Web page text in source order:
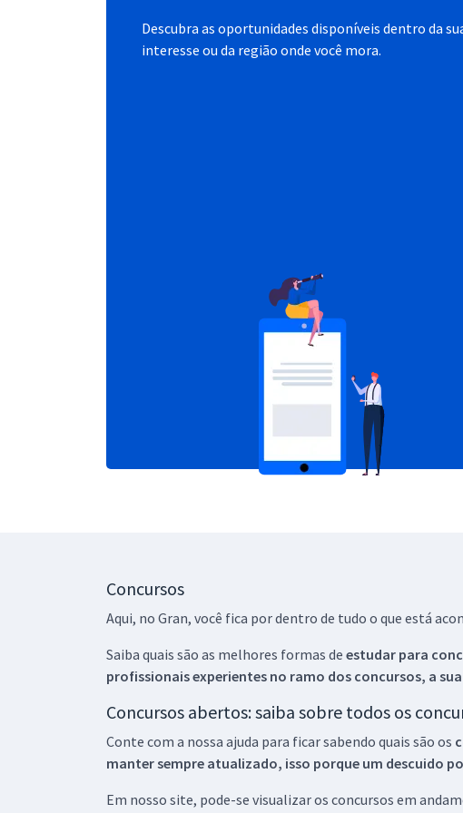
Descubra as oportunidades disponíveis dentro da
interesse ou da região onde você mora.
Concursos
Aqui, no Gran, você fica por dentro de tudo o que está
Saiba quais são as melhores formas de estudar para
profissionais experientes no ramo dos concursos, a
Concursos abertos: saiba sobre todos os
Conte com a nossa ajuda para ficar sabendo quais são os
manter sempre atualizado, isso porque um descuido
Em nosso site, pode-se visualizar os concursos em